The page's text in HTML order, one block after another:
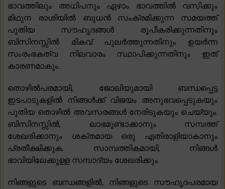
ഭാവത്തിലും അധിപനും ഏഴാം ഭാവത്തിൽ വസിക്കും
മിഥുന രാശിയിൽ ബുധൻ സംക്രമിക്കുന്ന സമയത്ത്
പുതിയ സൗഹൃദങ്ങൾ രൂപീകരിക്കുന്നതിനും
ബിസിനസ്സിൽ മികവ് പുലർത്തുന്നതിനും ഉയർന്ന
സംരംഭകത്വ നിലവാരം സ്ഥാപിക്കുന്നതിനും ഇത്
കാരണമാകും.
തൊഴിൽപരമായി, ജോലിയുമായി ബന്ധപ്പെട്ട
ഇടപാടുകളിൽ നിങ്ങൾക്ക് വിജയം അനുഭവപ്പെടുകയും
പുതിയ തൊഴിൽ അവസരങ്ങൾ നേരിടുകയും ചെയ്യും.
ബിസിനസ്സിൽ, ലാഭമുണ്ടാക്കാനും സമ്പത്ത്
ശേഖരിക്കാനും ശക്തമായ ഒരു എതിരാളിയാകാനും
പ്രതീക്ഷിക്കുക. സാമ്പത്തികമായി, നിങ്ങൾ
ഭാവിയിലേക്കുള്ള സമ്പാദ്യം ശേഖരിക്കും.
നിങ്ങളുടെ ബന്ധങ്ങളിൽ, നിങ്ങളുടെ സൗഹൃദപരമായ